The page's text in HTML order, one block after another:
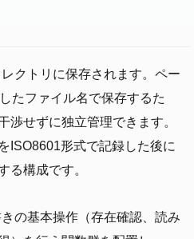
クトリに保存されます。ペー
たファイル名で保存するた
渉せずに独立管理できます。
ISO8601形式で記録した後に
る構成です。
の基本操作（存在確認、読み